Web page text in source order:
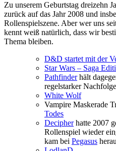
Zu unserem Geburtstag dreizehn
zurück auf das Jahr 2008 und
Rollenspielszene. Aber wer uns
kennt weiß natürlich, dass wir
Thema bleiben.
D&D startet mit der
Star Wars – Saga
Pathfinderhält
regelstarker
White Wolf
Vampire Maskerade
Todes
Decipherhatte 2007
Rollenspiel wieder
kam bei Pegasus